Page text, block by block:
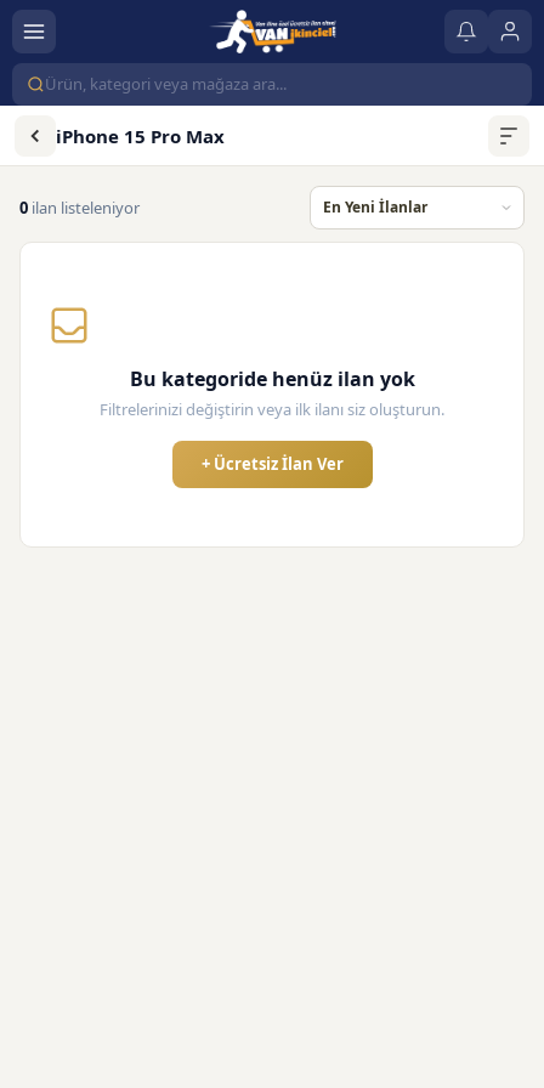
iPhone 15 Pro Max
0 ilan listeleniyor
Bu kategoride henüz ilan yok
Filtrelerinizi değiştirin veya ilk ilanı siz oluşturun.
+ Ücretsiz İlan Ver